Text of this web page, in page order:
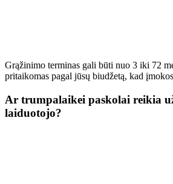
Grąžinimo terminas gali būti nuo 3 iki 72
pritaikomas pagal jūsų biudžetą, kad
Ar trumpalaikei paskolai reikia
laiduotojo?